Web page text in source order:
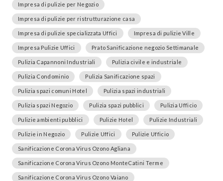
Impresa di pulizie per Negozio
Impresa di pulizie per ristrutturazione casa
Impresa di pulizie specializzata Uffici Impresa di pulizie Ville
Impresa Pulizie Uffici Prato Sanificazione negozio Settimanale
Pulizia Capannoni Industriali Pulizia civile e industriale
Pulizia Condominio Pulizia Sanificazione spazi
Pulizia spazi comuni Hotel Pulizia spazi industriali
Pulizia spazi Negozio Pulizia spazi pubblici Pulizia Ufficio
Pulizie ambienti pubblici Pulizie Hotel Pulizie Industriali
Pulizie in Negozio Pulizie Uffici Pulizie Ufficio
Sanificazione Corona Virus Ozono Agliana
Sanificazione Corona Virus Ozono MonteCatini Terme
Sanificazione Corona Virus Ozono Vaiano